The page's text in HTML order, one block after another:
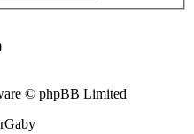
© phpBB Limited